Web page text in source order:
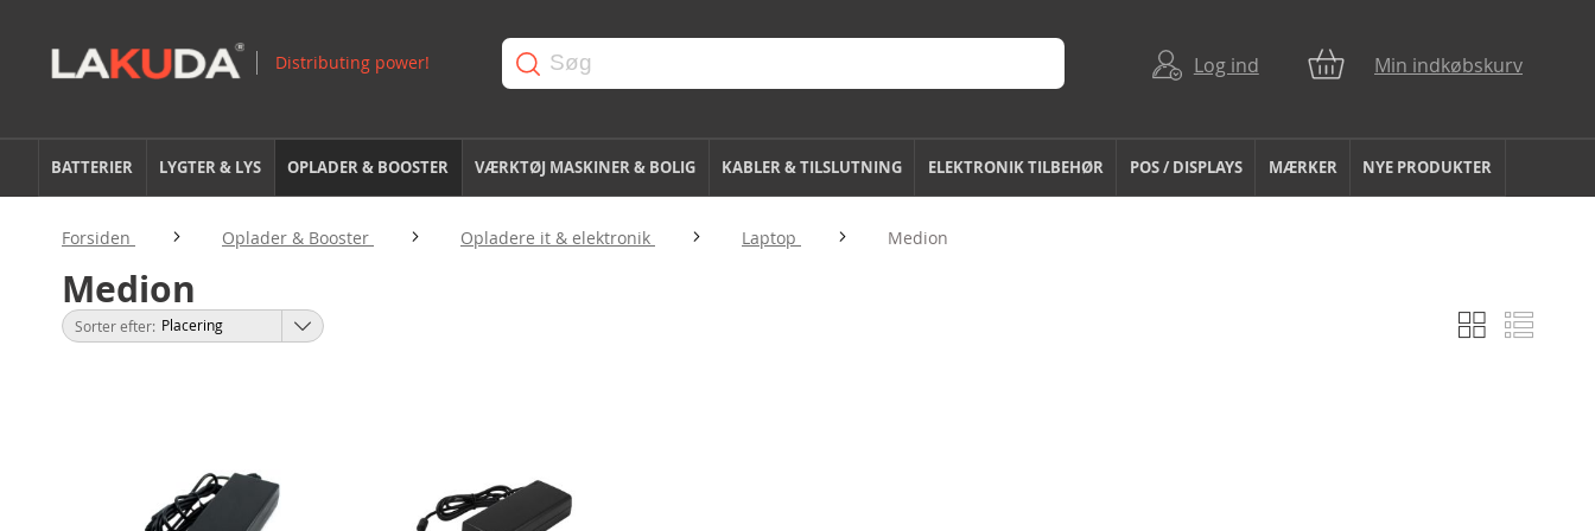
Log ind Min indkøbskurv
BATTERIER LYGTER & LYS OPLADER & BOOSTER VÆRKTØJ MASKINER & BOLIG KABLER & TILSLUTNING ELEKTRONIK TILBEHØR POS / DISPLAYS MÆRKER NYE PRODUKTER
Forsiden Oplader & Booster Opladere it & elektronik Laptop Medion
Medion
Vis
som
GitterListe
Sorter efter